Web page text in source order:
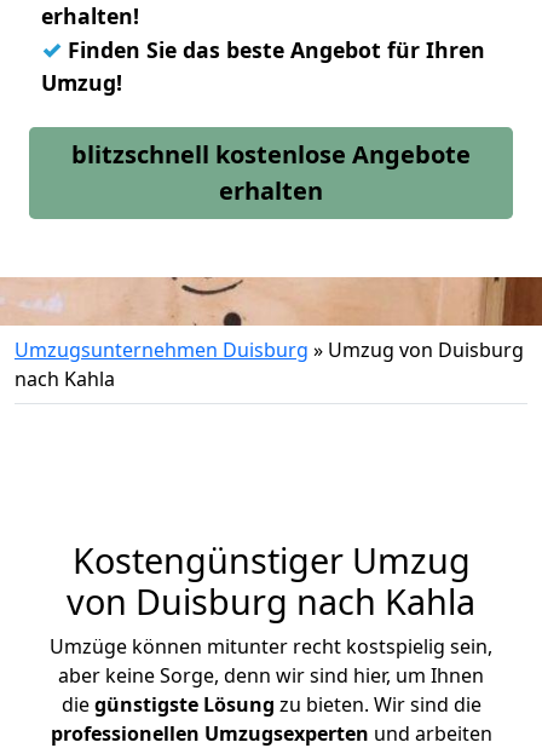
erhalten!
✓ Finden Sie das beste Angebot für Ihren
Umzug!
blitzschnell kostenlose Angebote
erhalten
Umzugsunternehmen Duisburg » Umzug von Duisburg
nach Kahla
Kostengünstiger Umzug
von Duisburg nach Kahla
Umzüge können mitunter recht kostspielig sein,
aber keine Sorge, denn wir sind hier, um Ihnen
diegünstigste Lösung zu bieten. Wir sind die
professionellen Umzugsexperten und arbeiten